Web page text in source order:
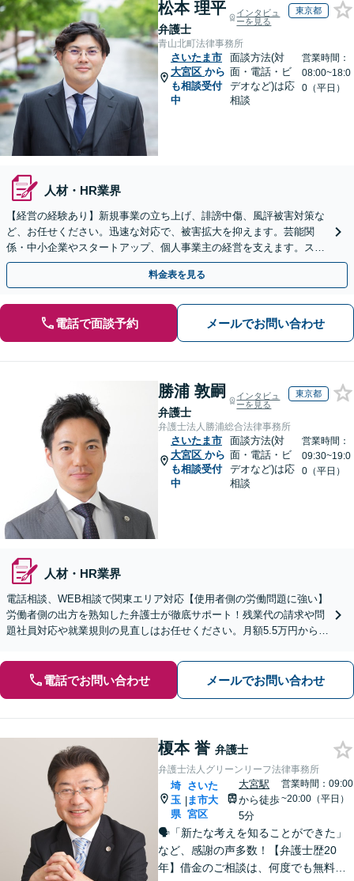
松本 理平
弁護士
インタビュ
ーを見る
東京都
青山北町法律事務所
さいたま市
大宮区 から
も相談受付
中
面談方法(対
面・電話・ビ
デオなど)は応
相談
営業時間：
08:00~18:0
0（平日）
人材・HR業界
【経営の経験あり】新規事業の立ち上げ、誹謗中傷、風評被害対策な
ど、お任せください。迅速な対応で、被害拡大を抑えます。芸能関
係・中小企業やスタートアップ、個人事業主の経営を支えます。スポ
ット・顧問契約いずれも対応可。【表参道駅から徒歩3分】
料金表を見る
電話で面談予約 メールでお問い合わせ
勝浦 敦嗣
弁護士
インタビュ
ーを見る
東京都
弁護士法人勝浦総合法律事務所
さいたま市
大宮区 から
も相談受付
中
面談方法(対
面・電話・ビ
デオなど)は応
相談
営業時間：
09:30~19:0
0（平日）
人材・HR業界
電話相談、WEB相談で関東エリア対応【使用者側の労働問題に強い】
労働者側の出方を熟知した弁護士が徹底サポート！残業代の請求や問
題社員対応や就業規則の見直しはお任せください。月額5.5万円からの
電話でお問い合わせ メールでお問い合わせ
榎本 誉 弁護士
弁護士法人グリーンリーフ法律事務所
埼
玉
県
|
さいた
ま市大
宮区
大宮駅
から徒歩
5分
営業時間：09:00
~20:00（平日）
🗣️「新たな考えを知ることができた」
など、感謝の声多数！【弁護士歴20
年】借金のご相談は、何度でも無料！